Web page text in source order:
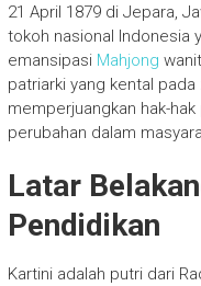
21 April 1879 di Jepara,
tokoh nasional Indonesia
emansipasi Mahjong
patriarki yang kental
memperjuangkan hak-
perubahan dalam
Latar
Pendidikan
Kartini adalah putri dari